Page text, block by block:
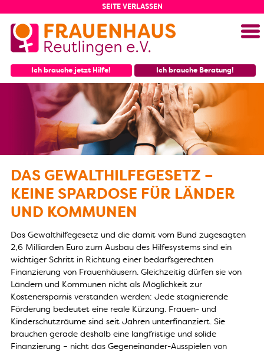
SEITE VERLASSEN
Ich brauche jetzt Hilfe! Ich brauche Beratung!
DAS GEWALTHILFEGESETZ –
KEINE SPARDOSE FÜR LÄNDER
UND KOMMUNEN
Das Gewalthilfegesetz und die damit vom Bund zugesagten
2,6 Milliarden Euro zum Ausbau des Hilfesystems sind ein
wichtiger Schritt in Richtung einer bedarfsgerechten
Finanzierung von Frauenhäusern. Gleichzeitig dürfen sie von
Ländern und Kommunen nicht als Möglichkeit zur
Kostenersparnis verstanden werden: Jede stagnierende
Förderung bedeutet eine reale Kürzung. Frauen- und
Kinderschutzräume sind seit Jahren unterfinanziert. Sie
brauchen gerade deshalb eine langfristige und solide
Finanzierung – nicht das Gegeneinander-Ausspielen von